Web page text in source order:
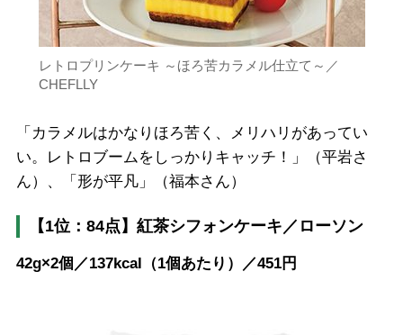
レトロプリンケーキ ～ほろ苦カラメル仕立て～／
CHEFLLY
「カラメルはかなりほろ苦く、メリハリがあってい
い。レトロブームをしっかりキャッチ！」（平岩さ
ん）、「形が平凡」（福本さん）
【1位：84点】紅茶シフォンケーキ／ローソン
42g×2個／137kcal（1個あたり）／451円